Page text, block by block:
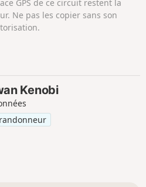
GPS de ce circuit restent la
Ne pas les copier sans son
Kenobi